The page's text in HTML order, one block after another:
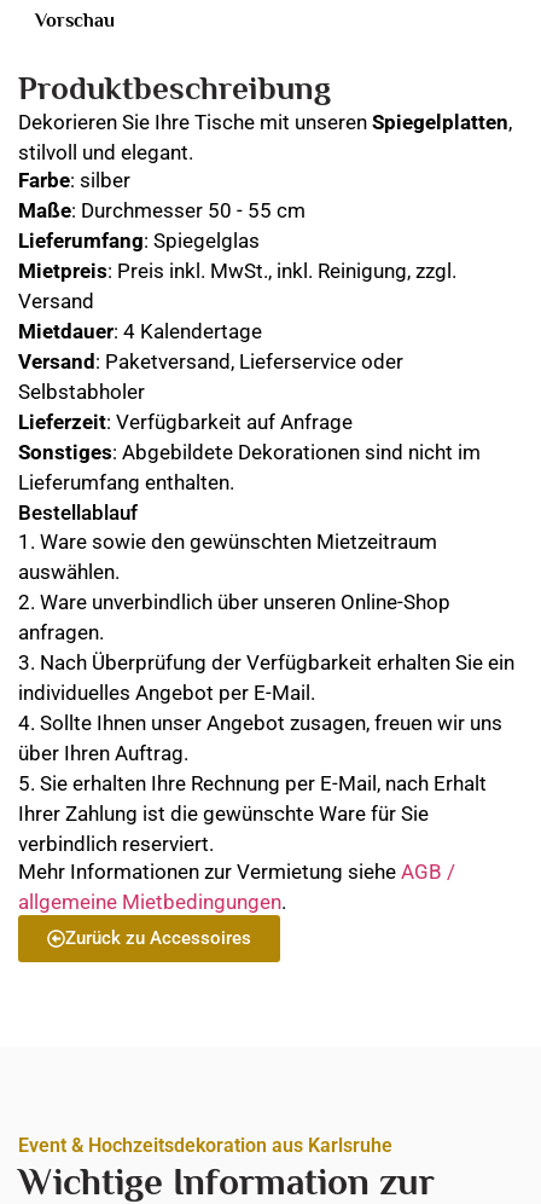
Produktbeschreibung
Dekorieren Sie Ihre Tische mit unseren Spiegelplatten,
stilvoll und elegant.
Farbe: silber
Maße: Durchmesser 50 - 55 cm
Lieferumfang: Spiegelglas
Mietpreis: Preis inkl. MwSt., inkl. Reinigung, zzgl.
Versand
Mietdauer: 4 Kalendertage
Versand : Paketversand, Lieferservice oder
Selbstabholer
Lieferzeit: Verfügbarkeit auf Anfrage
Sonstiges: Abgebildete Dekorationen sind nicht im
Lieferumfang enthalten.
Vorschau
Bestellablauf
1. Ware sowie den gewünschten Mietzeitraum
auswählen.
2. Ware unverbindlich über unseren Online-Shop
anfragen.
3. Nach Überprüfung der Verfügbarkeit erhalten Sie ein
individuelles Angebot per E-Mail.
4. Sollte Ihnen unser Angebot zusagen, freuen wir uns
über Ihren Auftrag.
5. Sie erhalten Ihre Rechnung per E-Mail, nach Erhalt
Ihrer Zahlung ist die gewünschte Ware für Sie
verbindlich reserviert.
Mehr Informationen zur Vermietung siehe AGB /
allgemeine Mietbedingungen.
Zurück zu Accessoires
Event & Hochzeitsdekoration aus Karlsruhe
Wichtige Information zur